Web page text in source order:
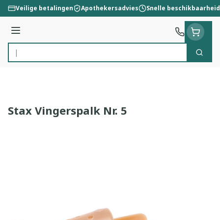
Ga naar de inhoud
Veilige betalingen Apothekersadvies Snelle beschikbaarheid
Menu
Product, merk, categorie...
Zoek
Stax Vingerspalk Nr. 5